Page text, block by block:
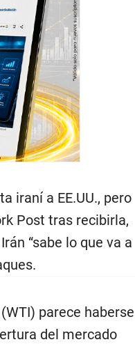
iraní a EE.UU., pero
Post tras recibirla,
“sabe lo que va a
parece haberse
del mercado